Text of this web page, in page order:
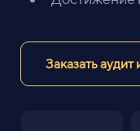
Заказать